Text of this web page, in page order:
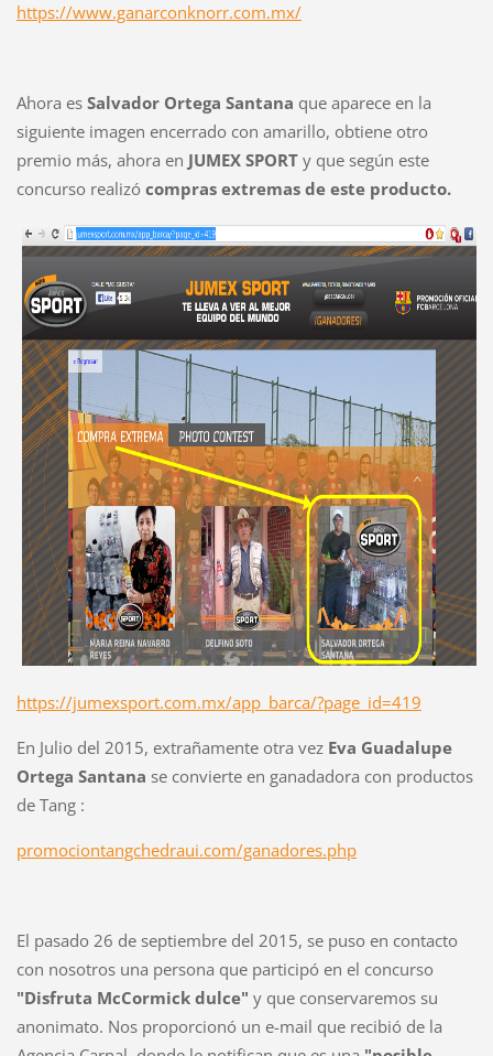
https://www.ganarconknorr.com.mx/
Ahora esSalvador Ortega Santana que aparece en la
siguiente imagen encerrado con amarillo, obtiene otro
premio más, ahora en JUMEX SPORT y que según este
concurso realizó compras extremas de este producto.
https://jumexsport.com.mx/app_barca/?page_id=419
En Julio del 2015, extrañamente otra vez Eva Guadalupe
Ortega Santana se convierte en ganadadora con productos
de Tang :
promociontangchedraui.com/ganadores.php
El pasado 26 de septiembre del 2015, se puso en contacto
con nosotros una persona que participó en el concurso
"Disfruta McCormick dulce" y que conservaremos su
anonimato. Nos proporcionó un e-mail que recibió de la